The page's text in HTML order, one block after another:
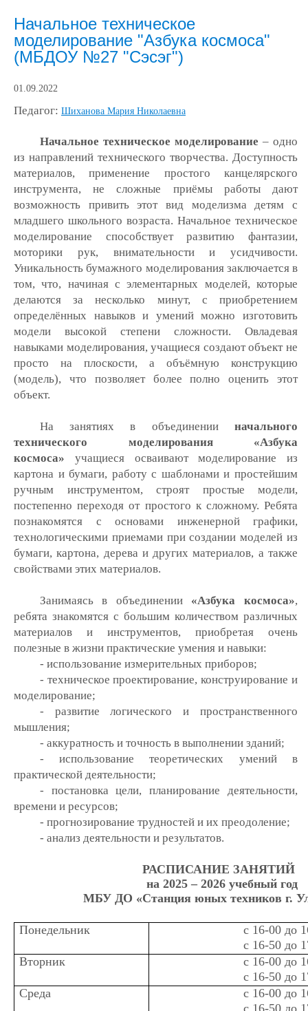
Начальное техническое
моделирование "Азбука космоса"
(МБДОУ №27 "Сэсэг")
01.09.2022
Педагог: Шиханова Мария Николаевна
Начальное техническое моделирование – одно
из направлений технического творчества. Доступность
материалов, применение простого канцелярского
инструмента, не сложные приёмы работы дают
возможность привить этот вид моделизма детям с
младшего школьного возраста. Начальное техническое
моделирование способствует развитию фантазии,
моторики рук, внимательности и усидчивости.
Уникальность бумажного моделирования заключается в
том, что, начиная с элементарных моделей, которые
делаются за несколько минут, с приобретением
определённых навыков и умений можно изготовить
модели высокой степени сложности. Овладевая
навыками моделирования, учащиеся создают объект не
просто на плоскости, а объёмную конструкцию
(модель), что позволяет более полно оценить этот
объект.
На занятиях в объединении начального
технического моделирования «Азбука
космоса» учащиеся осваивают моделирование из
картона и бумаги, работу с шаблонами и простейшим
ручным инструментом, строят простые модели,
постепенно переходя от простого к сложному. Ребята
познакомятся с основами инженерной графики,
технологическими приемами при создании моделей из
бумаги, картона, дерева и других материалов, а также
свойствами этих материалов.
Занимаясь в объединении «Азбука космоса»,
ребята знакомятся с большим количеством различных
материалов и инструментов, приобретая очень
полезные в жизни практические умения и навыки:
- использование измерительных приборов;
- техническое проектирование, конструирование и
моделирование;
- развитие логического и пространственного
мышления;
- аккуратность и точность в выполнении зданий;
- использование теоретических умений в
практической деятельности;
- постановка цели, планирование деятельности,
времени и ресурсов;
- прогнозирование трудностей и их преодоление;
- анализ деятельности и результатов.
РАСПИСАНИЕ ЗАНЯТИЙ
на 2025 – 2026 учебный год
МБУ ДО «Станция юных техников г.
Понедельник
с 16-00 до
с 16-50 до
Вторник
с 16-00 до
с 16-50 до
Среда
с 16-00 до
с 16-50 до